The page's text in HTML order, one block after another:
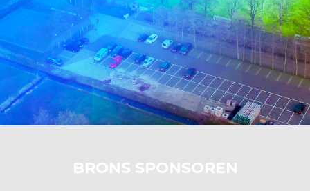
BRONS SPONSOREN